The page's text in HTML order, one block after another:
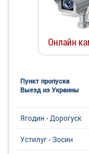
Онлайн
Пункт пропуска
Выезд из Украины
Ягодин - Дорогуск
Устилуг - Зосин